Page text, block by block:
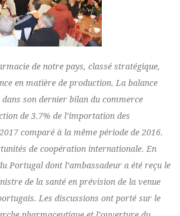
de notre pays, classé stratégique,
en matière de production. La balance
son dernier bilan du commerce
de 3.7% de l’importation des
comparé à la même période de 2016.
de coopération internationale. En
Portugal dont l’ambassadeur a été reçu le
de la santé en prévision de la venue
Les discussions ont porté sur le